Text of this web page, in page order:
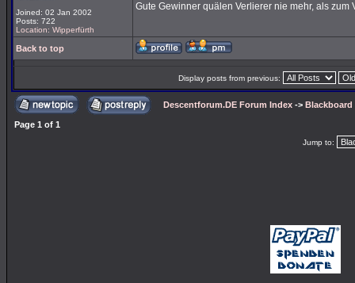
Joined: 02 Jan 2002
Posts: 722
Location: Wipperfürth
Gute Gewinner quälen Verlierer nie mehr, als zum
Back to top
Display posts from previous:
Descentforum.DE Forum Index -> Blackboard
Page 1 of 1
Jump to: